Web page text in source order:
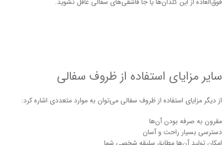
سایر مزایای استفاده از ظروف سفالی
از دیگر مزایای استفاده از ظروف سفالی می‌توان به موارد متعددی اشاره کرد:
مقرون به صرفه بودن آن‌ها
دسترسی بسیار راحت و آسان
امکان تولید آن‌ها مطابق سلیقه شخصی شما